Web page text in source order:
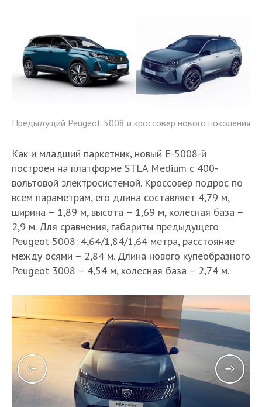
Предыдущий Peugeot 5008 и кроссовер нового поколения
Как и младший паркетник, новый E-5008-й
построен на платформе STLA Medium с 400-
вольтовой электросистемой. Кроссовер подрос по
всем параметрам, его длина составляет 4,79 м,
ширина – 1,89 м, высота – 1,69 м, колесная база –
2,9 м. Для сравнения, габариты предыдущего
Peugeot 5008: 4,64/1,84/1,64 метра, расстояние
между осями – 2,84 м. Длина нового купеобразного
Peugeot 3008 – 4,54 м, колесная база – 2,74 м.